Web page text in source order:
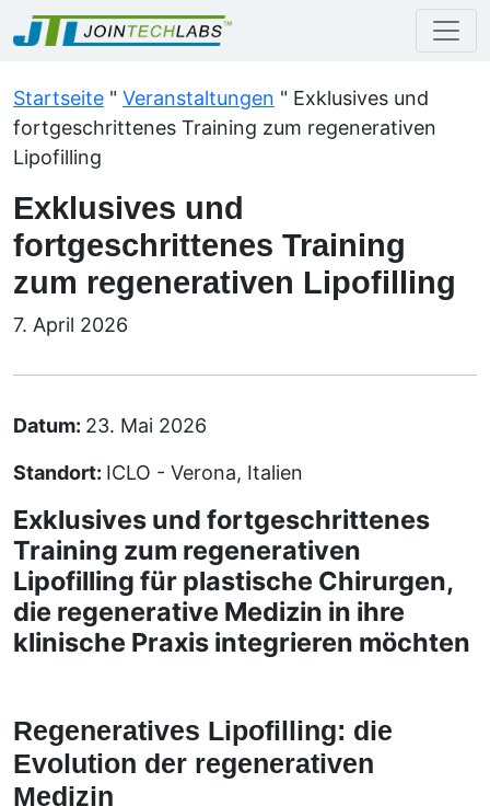
Startseite " Veranstaltungen " Exklusives und
fortgeschrittenes Training zum regenerativen
Lipofilling
Exklusives und
fortgeschrittenes Training
zum regenerativen Lipofilling
7. April 2026
Datum: 23. Mai 2026
Standort: ICLO - Verona, Italien
Exklusives und fortgeschrittenes
Training zum regenerativen
Lipofilling für plastische Chirurgen,
die regenerative Medizin in ihre
klinische Praxis integrieren möchten
Regeneratives Lipofilling: die
Evolution der regenerativen
Medizin